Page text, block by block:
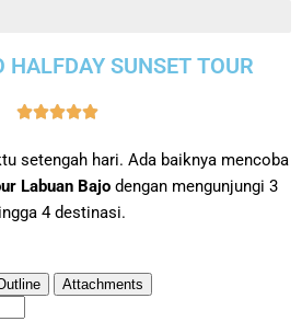
SUNSET TOUR

setengah hari. Ada baiknya mencoba
Labuan Bajo dengan mengunjungi 3
4 destinasi.